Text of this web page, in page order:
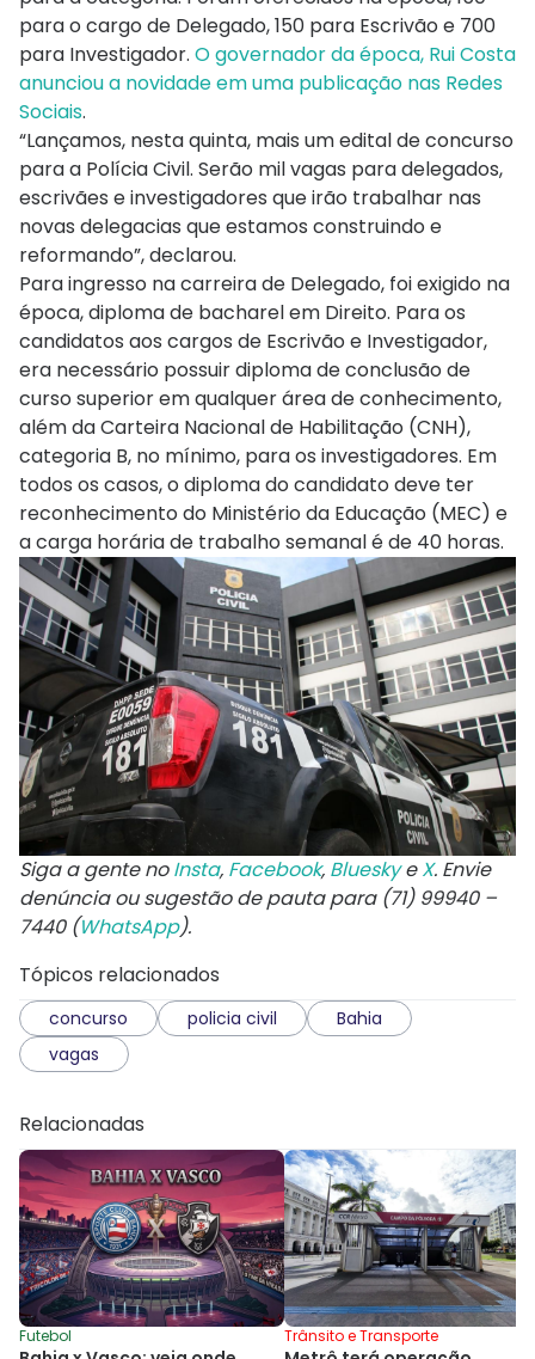
para o cargo de Delegado, 150 para Escrivão e 700
para Investigador. O governador da época, Rui Costa
anunciou a novidade em uma publicação nas Redes
Sociais.
“Lançamos, nesta quinta, mais um edital de concurso
para a Polícia Civil. Serão mil vagas para delegados,
escrivães e investigadores que irão trabalhar nas
novas delegacias que estamos construindo e
reformando”, declarou.
Para ingresso na carreira de Delegado, foi exigido na
época, diploma de bacharel em Direito. Para os
candidatos aos cargos de Escrivão e Investigador,
era necessário possuir diploma de conclusão de
curso superior em qualquer área de conhecimento,
além da Carteira Nacional de Habilitação (CNH),
categoria B, no mínimo, para os investigadores. Em
todos os casos, o diploma do candidato deve ter
reconhecimento do Ministério da Educação (MEC) e
a carga horária de trabalho semanal é de 40 horas.
Siga a gente noInsta, Facebook, BlueskyeX. Envie
denúncia ou sugestão de pauta para (71) 99940 –
7440 (WhatsApp).
Tópicos relacionados
concurso policia civil
Bahia
vagas
Relacionadas
Futebol Trânsito e Transporte